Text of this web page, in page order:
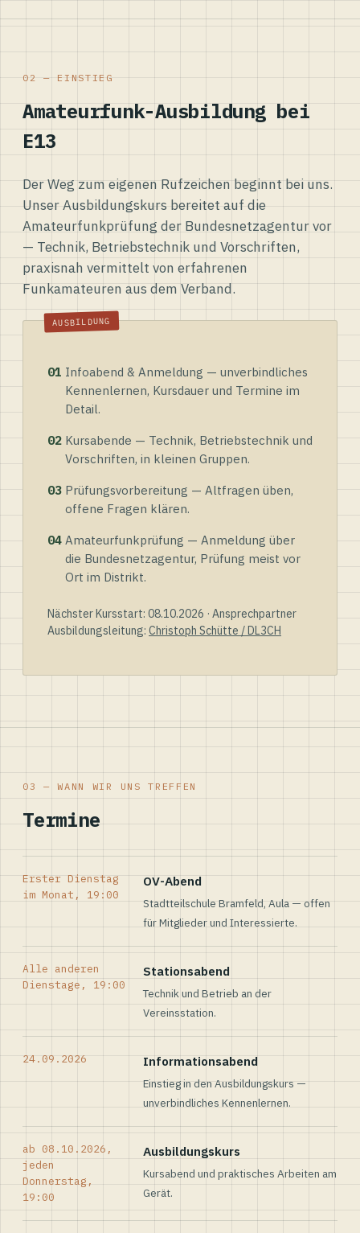
02 — EINSTIEG
Amateurfunk-Ausbildung bei
E13
Der Weg zum eigenen Rufzeichen beginnt bei uns.
Unser Ausbildungskurs bereitet auf die
Amateurfunkprüfung der Bundesnetzagentur vor
— Technik, Betriebstechnik und Vorschriften,
praxisnah vermittelt von erfahrenen
Funkamateuren aus dem Verband.
01 Infoabend & Anmeldung — unverbindliches
Kennenlernen, Kursdauer und Termine im
Detail.
02 Kursabende — Technik, Betriebstechnik und
Vorschriften, in kleinen Gruppen.
03 Prüfungsvorbereitung — Altfragen üben,
offene Fragen klären.
04 Amateurfunkprüfung — Anmeldung über
die Bundesnetzagentur, Prüfung meist vor
Ort im Distrikt.
Nächster Kursstart: 08.10.2026 · Ansprechpartner
Ausbildungsleitung: Christoph Schütte / DL3CH
03 — WANN WIR UNS TREFFEN
Termine
Erster Dienstag
im Monat, 19:00
OV-Abend
Stadtteilschule Bramfeld, Aula — offen
für Mitglieder und Interessierte.
Alle anderen
Dienstage, 19:00
Stationsabend
Technik und Betrieb an der
Vereinsstation.
24.09.2026 Informationsabend
Einstieg in den Ausbildungskurs —
unverbindliches Kennenlernen.
ab 08.10.2026,
jeden
Donnerstag,
19:00
Ausbildungskurs
Kursabend und praktisches Arbeiten am
Gerät.